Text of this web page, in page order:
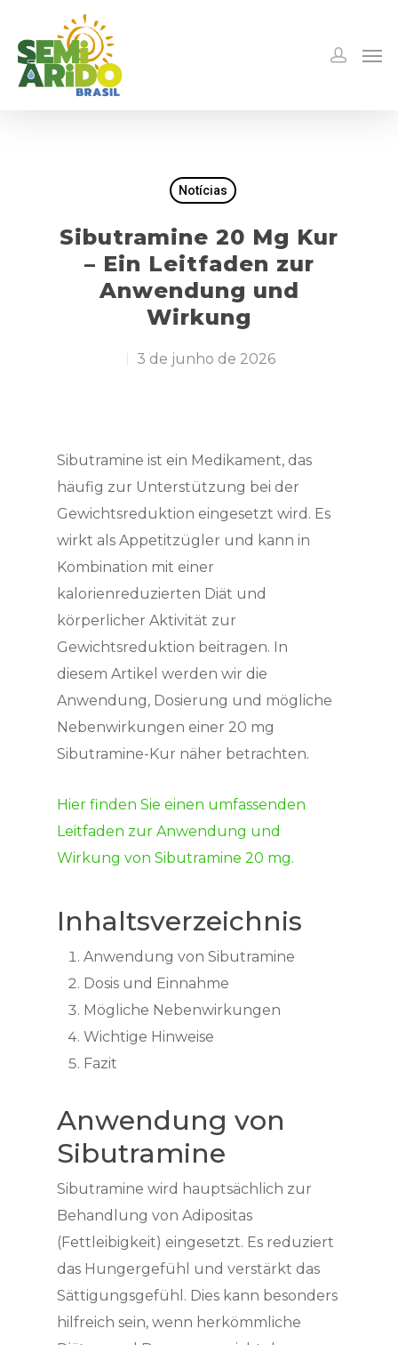
Notícias
Sibutramine 20 Mg Kur
– Ein Leitfaden zur
Anwendung und
Wirkung
3 de junho de 2026
Sibutramine ist ein Medikament, das
häufig zur Unterstützung bei der
Gewichtsreduktion eingesetzt wird. Es
wirkt als Appetitzügler und kann in
Kombination mit einer
kalorienreduzierten Diät und
körperlicher Aktivität zur
Gewichtsreduktion beitragen. In
diesem Artikel werden wir die
Anwendung, Dosierung und mögliche
Nebenwirkungen einer 20 mg
Sibutramine-Kur näher betrachten.
Hier finden Sie einen umfassenden
Leitfaden zur Anwendung und
Wirkung von Sibutramine 20 mg.
Inhaltsverzeichnis
Anwendung von Sibutramine
Dosis und Einnahme
Mögliche Nebenwirkungen
Wichtige Hinweise
Fazit
Anwendung von
Sibutramine
Sibutramine wird hauptsächlich zur
Behandlung von Adipositas
(Fettleibigkeit) eingesetzt. Es reduziert
das Hungergefühl und verstärkt das
Sättigungsgefühl. Dies kann besonders
hilfreich sein, wenn herkömmliche